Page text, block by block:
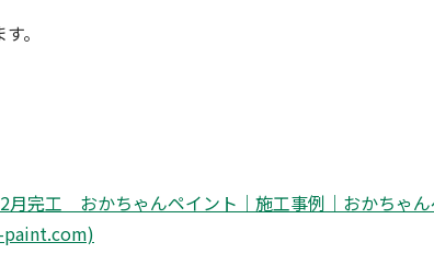
。
工 おかちゃんペイント｜施工事例｜おかちゃん
paint.com)